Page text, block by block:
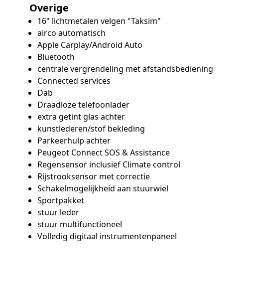
Overige
16" lichtmetalen velgen "Taksim"
airco automatisch
Apple Carplay/Android Auto
Bluetooth
centrale vergrendeling met afstandsbediening
Connected services
Dab
Draadloze telefoonlader
extra getint glas achter
kunstlederen/stof bekleding
Parkeerhulp achter
Peugeot Connect SOS & Assistance
Regensensor inclusief Climate control
Rijstrooksensor met correctie
Schakelmogelijkheid aan stuurwiel
Sportpakket
stuur leder
stuur multifunctioneel
Volledig digitaal instrumentenpaneel